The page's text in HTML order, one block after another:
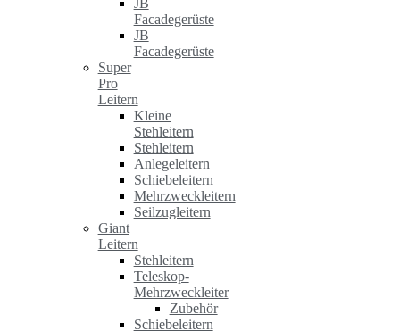
JB
Facadegerüste
JB
Facadegerüste
Super
Pro
Leitern
Kleine
Stehleitern
Stehleitern
Anlegeleitern
Schiebeleitern
Mehrzweckleitern
Seilzugleitern
Giant
Leitern
Stehleitern
Teleskop-
Mehrzweckleiter
Zubehör
Schiebeleitern